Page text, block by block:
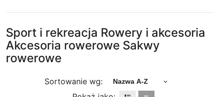
Sport i rekreacja Rowery i akcesoria
Akcesoria rowerowe Sakwy
rowerowe
Sortowanie wg: Nazwa A-Z